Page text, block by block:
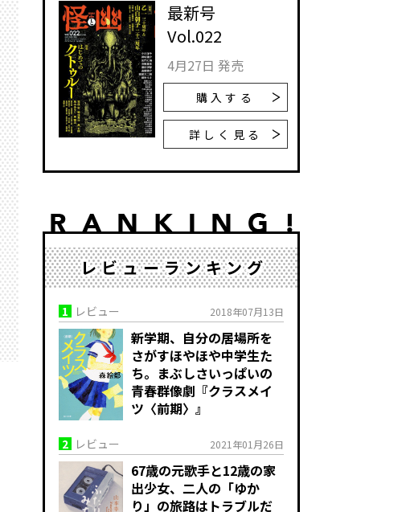
最新号
Vol.022
4月27日 発売
購入する
詳しく見る
レビューランキング
1 レビュー 2018年07月13日
新学期、自分の居場所を
さがすほやほや中学生た
ち。まぶしさいっぱいの
青春群像劇『クラスメイ
ツ〈前期〉』
2 レビュー 2021年01月26日
67歳の元歌手と12歳の家
出少女、二人の「ゆか
り」の旅路はトラブルだ